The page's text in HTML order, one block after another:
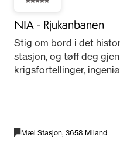
NIA - Rjukanbanen
Stig om bord i det
stasjon, og tøff deg
krigsfortellinger,
Mæl Stasjon, 3658 Miland